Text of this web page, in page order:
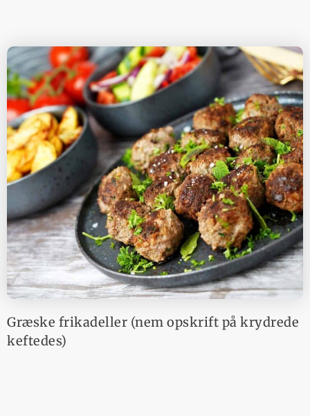
Græske frikadeller (nem opskrift på krydrede
keftedes)